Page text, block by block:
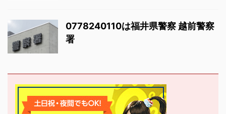
0778240110は福井県警察 越前警察
署